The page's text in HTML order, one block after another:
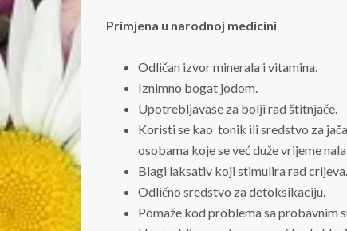
Primjena u narodnoj medicini
Odličan izvor minerala i vitamina.
Iznimno bogat jodom.
Upotrebljavase za bolji rad štitnjače.
Koristi se kao tonik ili sredstvo za
osobama koje se već duže vrijeme
Blagi laksativ koji stimulira rad crijeva.
Odlično sredstvo za detoksikaciju.
Pomaže kod problema sa probavnim